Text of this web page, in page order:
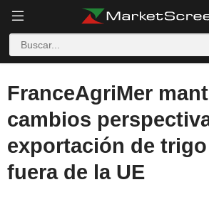
FranceAgriMer
cambios
exportación de
fuera de la UE